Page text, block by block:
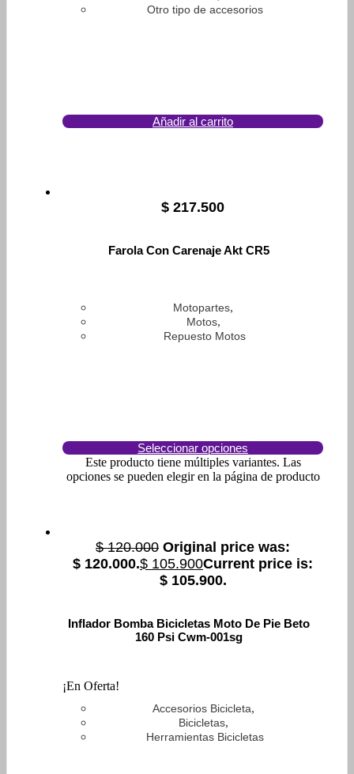
Otro tipo de accesorios
Añadir al carrito
$ 217.500
Farola Con Carenaje Akt CR5
Motopartes,
Motos,
Repuesto Motos
Seleccionar opciones
Este producto tiene múltiples variantes. Las
opciones se pueden elegir en la página de producto
$120.000 Original price was:
$ 120.000.$ 105.900Current price is:
$ 105.900.
Inflador Bomba Bicicletas Moto De Pie Beto
160 Psi Cwm-001sg
¡En Oferta!
Accesorios Bicicleta,
Bicicletas,
Herramientas Bicicletas